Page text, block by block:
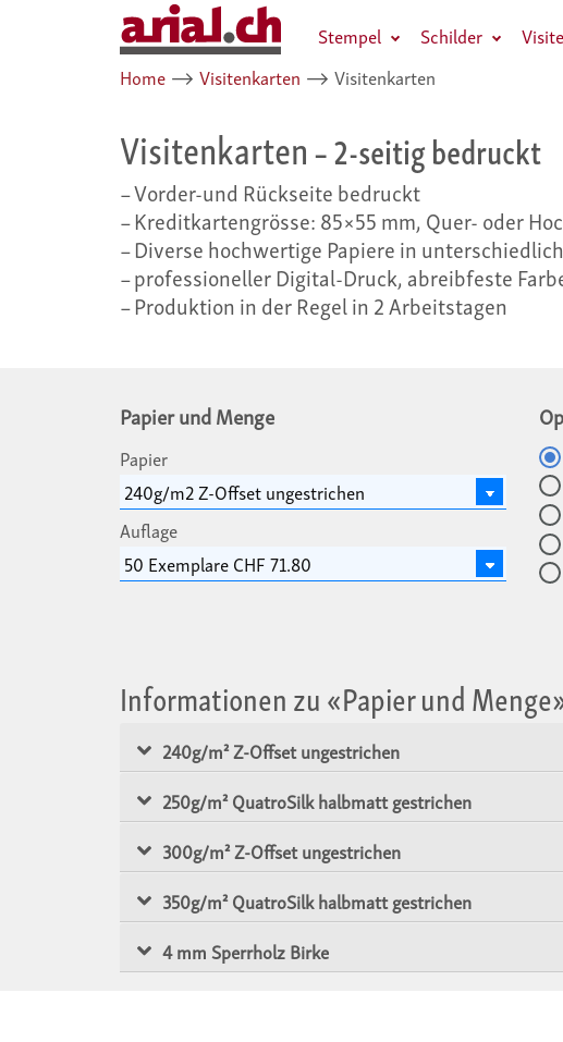
Stempel Schilder
Home ⟶ Visitenkarten ⟶ Visitenkarten
Visitenkarten– 2-seitig bedruckt
Vorder-und Rückseite bedruckt
Kreditkartengrösse: 85×55 mm, Quer- oder
Diverse hochwertige Papiere in
professioneller Digital-Druck, abreibfeste
Produktion in der Regel in 2 Arbeitstagen
Papier und Menge
Papier
Auflage
Informationen zu «Papier und
240g/m² Z-Offset ungestrichen
250g/m² QuatroSilk halbmatt gestrichen
300g/m² Z-Offset ungestrichen
350g/m² QuatroSilk halbmatt gestrichen
4 mm Sperrholz Birke